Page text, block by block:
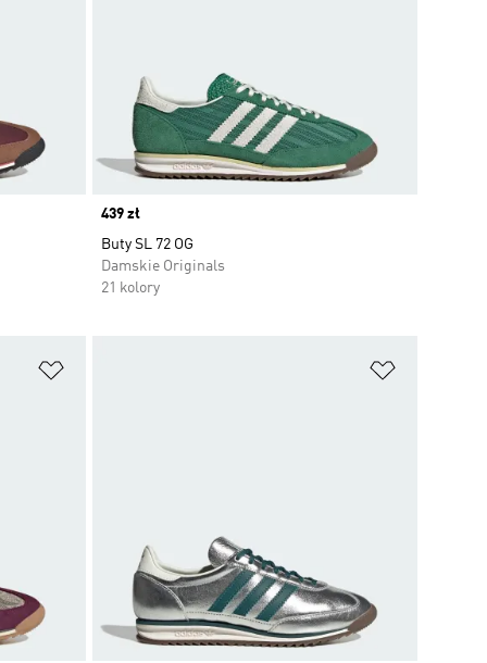
Price
439 zł
Buty SL 72 OG
Damskie Originals
21 kolory